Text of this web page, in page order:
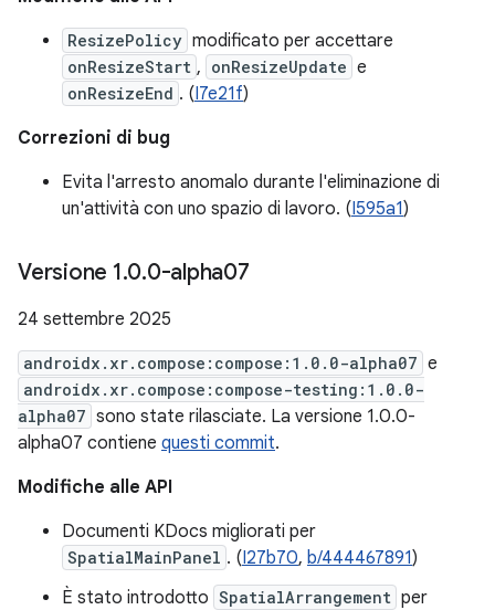
ResizePolicy modificato per accettare
onResizeStart , onResizeUpdate e
onResizeEnd . (I7e21f)
Correzioni di bug
Evita l'arresto anomalo durante l'eliminazione di
un'attività con uno spazio di lavoro. (I595a1)
Versione 1.0.0-alpha07
24 settembre 2025
androidx.xr.compose:compose:1.0.0-alpha07 e
androidx.xr.compose:compose-testing:1.0.0-
alpha07 sono state rilasciate. La versione 1.0.0-
alpha07 contiene questi commit.
Modifiche alle API
Documenti KDocs migliorati per
SpatialMainPanel . (I27b70, b/444467891)
È stato introdotto SpatialArrangement per